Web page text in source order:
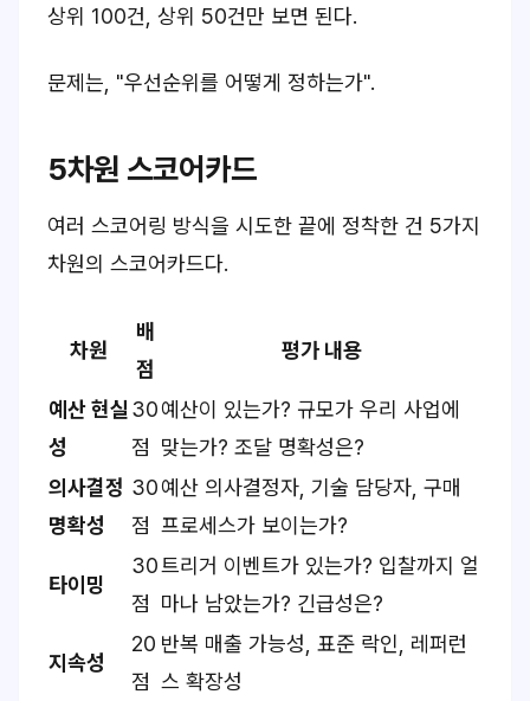
상위 100건, 상위 50건만 보면 된다.
문제는, "우선순위를 어떻게 정하는가".
5차원 스코어카드
여러 스코어링 방식을 시도한 끝에 정착한 건 5가지
차원의 스코어카드다.
차원
배
점
평가 내용
예산 현실
성
30
점
예산이 있는가? 규모가 우리 사업에
맞는가? 조달 명확성은?
의사결정
명확성
30
점
예산 의사결정자, 기술 담당자, 구매
프로세스가 보이는가?
타이밍
30
점
트리거 이벤트가 있는가? 입찰까지 얼
마나 남았는가? 긴급성은?
지속성
20
점
반복 매출 가능성, 표준 락인, 레퍼런
스 확장성